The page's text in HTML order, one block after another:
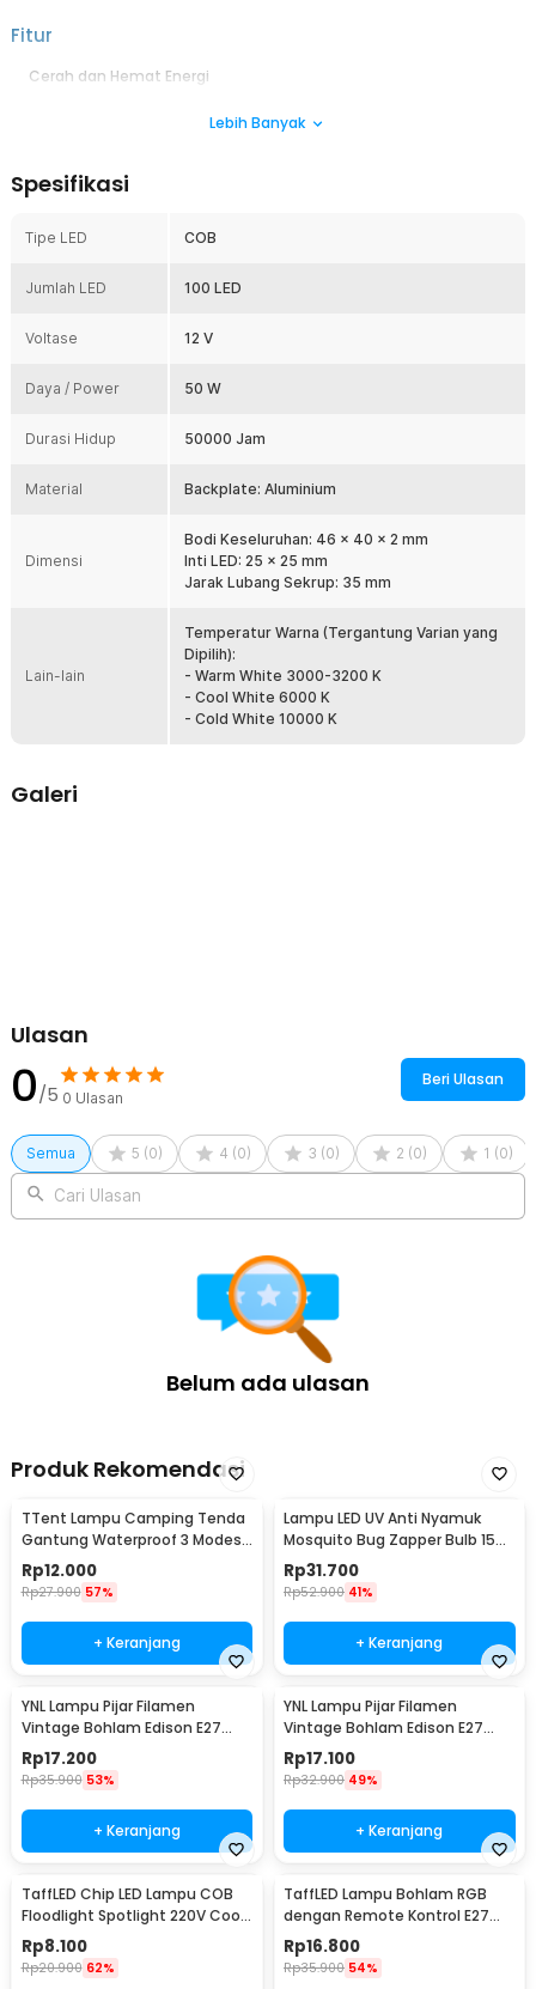
Fitur
Cerah dan Hemat Energi
cahaya yang cerah namun dengan daya yang lebih rendah.
Cahayanya lebih merata dibandingkan chip dengan titik cahaya
Desain COB memungkinkan pembuangan panas yang lebih optimal
Penggunaan Lebih Luas
aplikasi lainnya.
Kelengkapan Produk
1 x Ovicart Chip LED Lampu COB Floodlight Spotlight 12V 50W -
Lebih Banyak
Spesifikasi
Tipe LED COB
Jumlah LED 100 LED
Voltase 12 V
Daya / Power 50 W
Durasi Hidup 50000 Jam
Material Backplate: Aluminium
Dimensi
Bodi Keseluruhan: 46 x 40 x 2 mm
Inti LED: 25 x 25 mm
Jarak Lubang Sekrup: 35 mm
Lain-lain
Temperatur Warna (Tergantung Varian yang
Dipilih):
- Warm White 3000-3200 K
- Cool White 6000 K
- Cold White 10000 K
Galeri
Ulasan
0/5 0 Ulasan
Beri Ulasan
Semua 5 (0) 4 (0) 3 (0) 2 (0) 1 (0)
Cari Ulasan
Belum ada ulasan
Produk Rekomendasi
TTent Lampu Camping Tenda
Gantung Waterproof 3 Modes
6000K 1.5W - 5188
Rp12.000
Rp27.900 57%
+ Keranjang
Lampu LED UV Anti Nyamuk
Mosquito Bug Zapper Bulb 15W
E27 Cool White - YC1350
Rp31.700
Rp52.900 41%
+ Keranjang
YNL Lampu Pijar Filamen
Vintage Bohlam Edison E27
40W - ST64
Rp17.200
Rp35.900 53%
+ Keranjang
YNL Lampu Pijar Filamen
Vintage Bohlam Edison E27
60W - ST64
Rp17.100
Rp32.900 49%
+ Keranjang
TaffLED Chip LED Lampu COB
Floodlight Spotlight 220V Cool
White 6000K 50W - COB4060-
AC220-50
Rp8.100
Rp20.900 62%
TaffLED Lampu Bohlam RGB
dengan Remote Kontrol E27
3W - BONDA B2
Rp16.800
Rp35.900 54%